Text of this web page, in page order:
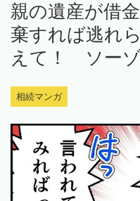
親の遺産が借
棄すれば逃れ
えて！ ソーゾ
相続マンガ